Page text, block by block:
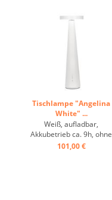
Tischlampe "Angelina
White" ...
Weiß, aufladbar,
Akkubetrieb ca. 9h, ohne
Stecker, Innenbereich ...
101,00 €